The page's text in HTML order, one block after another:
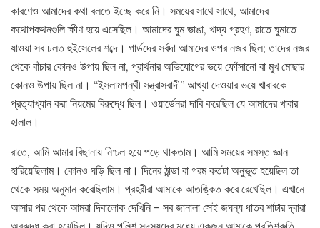
কারণেও আমাদের কথা বলতে ইচ্ছে করে নি। সময়ের সাথে সাথে, আমাদের
কথোপকথনগুলি ক্ষীণ হয়ে এসেছিল। আমাদের ঘুম ভাঙা, খাদ্য গ্রহণ, রাতে ঘুমাতে
যাওয়া সব চলত হুইসেলের শব্দে। গার্ডদের সর্বদা আমাদের ওপর নজর ছিল; তাদের নজর
থেকে বাঁচার কোনও উপায় ছিল না, প্রার্থনার অভিযোগের ভয়ে ফোঁসানো বা মুখ মোছার
কোনও উপায় ছিল না। “ইসলামপন্থী সন্ত্রাসবাদী” আখ্যা দেওয়ার ভয়ে খাবারকে
প্রত্যাখ্যান করা নিয়মের বিরুদ্ধে ছিল। ওয়ার্ডেনরা দাবি করেছিল যে আমাদের খাবার
হালাল।
রাতে, আমি আমার বিছানায় নিশ্চল হয়ে পড়ে থাকতাম। আমি সময়ের সমস্ত জ্ঞান
হারিয়েছিলাম। কোনও ঘড়ি ছিল না। দিনের ঠান্ডা বা গরম কতটা অনুভূত হয়েছিল তা
থেকে সময় অনুমান করেছিলাম। প্রহরীরা আমাকে আতঙ্কিত করে রেখেছিল। এখানে
আসার পর থেকে আমরা দিবালোক দেখিনি – সব জানালা সেই জঘন্য ধাতব শাটার দ্বারা